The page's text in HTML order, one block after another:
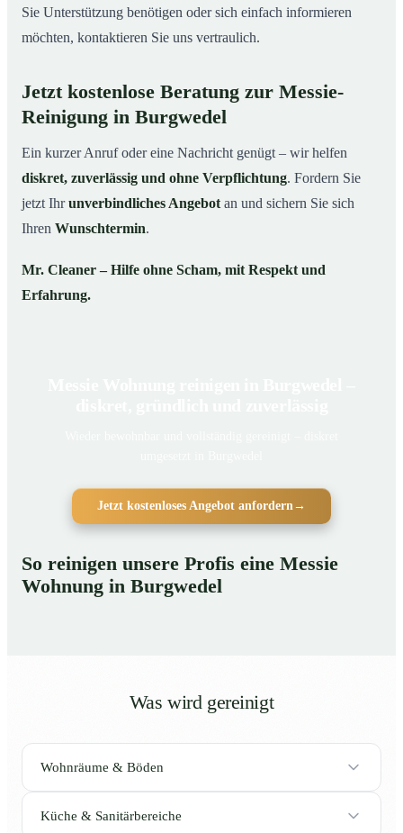
Sie Unterstützung benötigen oder sich einfach informieren
möchten, kontaktieren Sie uns vertraulich.
Jetzt kostenlose Beratung zur Messie-
Reinigung in Burgwedel
Ein kurzer Anruf oder eine Nachricht genügt – wir helfen
diskret, zuverlässig und ohne Verpflichtung. Fordern Sie
jetzt Ihrunverbindliches Angebot an und sichern Sie sich
Ihren Wunschtermin.
Mr. Cleaner – Hilfe ohne Scham, mit Respekt und
Erfahrung.
Jetzt kostenloses Angebot anfordern→
So reinigen unsere Profis eine Messie
Wohnung in Burgwedel
Was wird gereinigt
Wohnräume & Böden
Küche & Sanitärbereiche